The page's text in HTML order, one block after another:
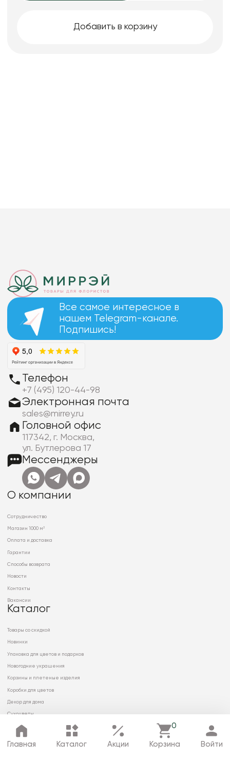
Добавить в корзину
Главная Каталог Акции
0
Корзина Войти
Все самое интересное в
нашем Telegram-канале.
Подпишись!
Телефон
+7 (495) 120-44-98
Электронная почта
sales@mirrey.ru
Головной офис
117342, г. Москва,
ул. Бутлерова 17
Мессенджеры
О компании
Сотрудничество
Магазин 1000 м²
Оплата и доставка
Гарантии
Способы возврата
Новости
Контакты
Вакансии
Каталог
Товары со скидкой
Новинки
Упаковка для цветов и подарков
Новогодние украшения
Корзины и плетеные изделия
Коробки для цветов
Декор для дома
Сухоцветы
© 2026 ООО «МИРРЭЙ»